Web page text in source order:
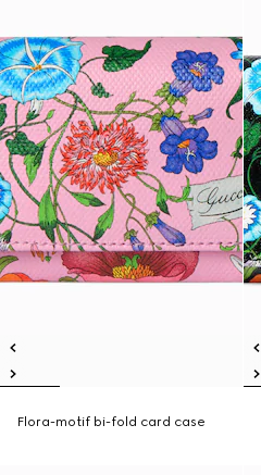
Flora-motif bi-fold card case